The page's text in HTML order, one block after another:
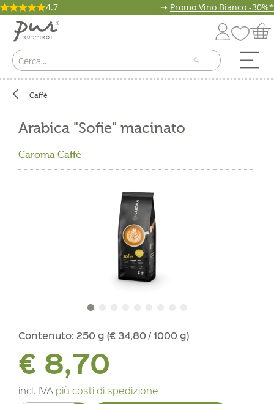
4.7 ➝ Promo Vino Bianco -30%*
Caffè
Arabica "Sofie" macinato
Caroma Caffè
Contenuto: 250 g (€ 34,80 / 1000 g)
€ 8,70
incl. IVA più costi di spedizione